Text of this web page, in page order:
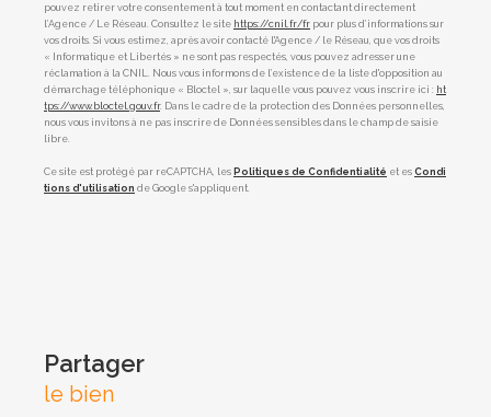
pouvez retirer votre consentement à tout moment en contactant directement
l’Agence / Le Réseau. Consultez le site https://cnil.fr/fr pour plus d’informations sur
vos droits. Si vous estimez, après avoir contacté l'Agence / le Réseau, que vos droits
« Informatique et Libertés » ne sont pas respectés, vous pouvez adresser une
réclamation à la CNIL. Nous vous informons de l’existence de la liste d'opposition au
démarchage téléphonique « Bloctel », sur laquelle vous pouvez vous inscrire ici : ht
tps://www.bloctel.gouv.fr. Dans le cadre de la protection des Données personnelles,
nous vous invitons à ne pas inscrire de Données sensibles dans le champ de saisie
libre.
Ce site est protégé par reCAPTCHA, les Politiques de Confidentialité et es Condi
tions d'utilisation de Google s'appliquent.
partager
le bien